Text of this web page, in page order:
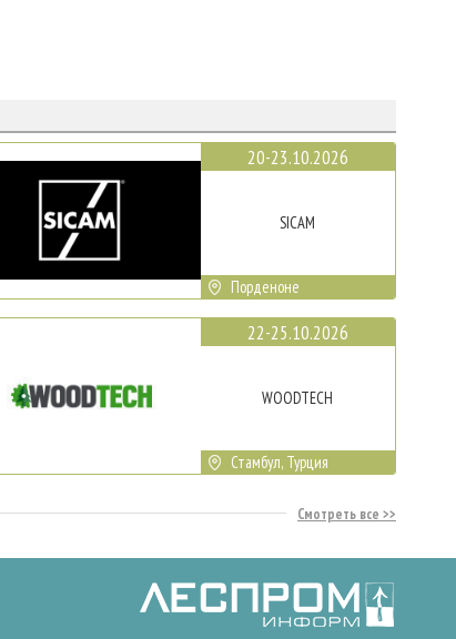
20-23.10.2026
SICAM
Порденоне
22-25.10.2026
WOODTECH
Стамбул, Турция
Смотреть все